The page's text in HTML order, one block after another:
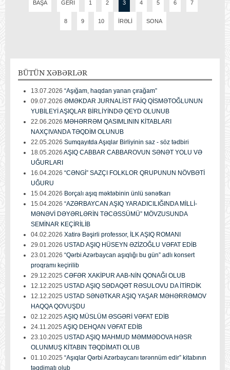
BAŞA GERI 1 2 3 4 5 6 7
8 9 10 İRƏLI SONA
BÜTÜN XƏBƏRLƏR
13.07.2026 “Aşığam, haqdan yanan çırağam”
09.07.2026 ƏMƏKDAR JURNALİST FAİQ QİSMƏTOĞLUNUN
YUBİLEYİ AŞIQLAR BİRLİYİNDƏ QEYD OLUNUB
22.06.2026 MƏHƏRRƏM QASIMLININ KİTABLARI
NAXÇIVANDA TƏQDİM OLUNUB
22.05.2026 Sumqayıtda Aşıqlar Birliyinin saz - söz tədbiri
18.05.2026 AŞIQ CABBAR CABBAROVUN SƏNƏT YOLU VƏ
UĞURLARI
16.04.2026 “CƏNGİ” SAZÇI FOLKLOR QRUPUNUN NÖVBƏTİ
UĞURU
15.04.2026 Borçalı aşıq məktəbinin ünlü sənətkarı
15.04.2026 “AZƏRBAYCAN AŞIQ YARADICILIĞINDA MİLLİ-
MƏNƏVİ DƏYƏRLƏRİN TƏCƏSSÜMÜ” MÖVZUSUNDA
SEMİNAR KEÇİRİLİB
04.02.2026 Xatirə Bəşirli professor, İLK AŞIQ ROMANI
29.01.2026 USTAD AŞIQ HÜSEYN ƏZİZOĞLU VƏFAT EDİB
23.01.2026 “Qərbi Azərbaycan aşıqlığı bu gün” adlı konsert
proqramı keçirilib
29.12.2025 CƏFƏR XAKİPUR AAB-NİN QONAĞI OLUB
12.12.2025 USTAD AŞIQ SƏDAQƏT RƏSULOVU DA İTİRDİK
12.12.2025 USTAD SƏNƏTKAR AŞIQ YAŞAR MƏHƏRRƏMOV
HAQQA QOVUŞDU
02.12.2025 AŞIQ MÜSLÜM ƏSGƏRİ VƏFAT EDİB
24.11.2025 AŞIQ DEHQAN VƏFAT EDİB
23.10.2025 USTAD AŞIQ MAHMUD MƏMMƏDOVA HƏSR
OLUNMUŞ KİTABIN TƏQDİMATI OLUB
01.10.2025 “Aşıqlar Qərbi Azərbaycanı tərənnüm edir” kitabının
təqdimatı olub